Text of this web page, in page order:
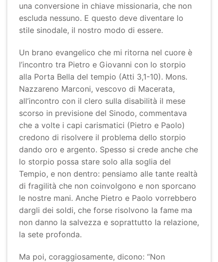
una conversione in chiave missionaria, che non
escluda nessuno. E questo deve diventare lo
stile sinodale, il nostro modo di essere.
Un brano evangelico che mi ritorna nel cuore è
l’incontro tra Pietro e Giovanni con lo storpio
alla Porta Bella del tempio (Atti 3,1-10). Mons.
Nazzareno Marconi, vescovo di Macerata,
all’incontro con il clero sulla disabilità il mese
scorso in previsione del Sinodo, commentava
che a volte i capi carismatici (Pietro e Paolo)
credono di risolvere il problema dello storpio
dando oro e argento. Spesso si crede anche che
lo storpio possa stare solo alla soglia del
Tempio, e non dentro: pensiamo alle tante realtà
di fragilità che non coinvolgono e non sporcano
le nostre mani. Anche Pietro e Paolo vorrebbero
dargli dei soldi, che forse risolvono la fame ma
non danno la salvezza e soprattutto la relazione,
la sete profonda.
Ma poi, coraggiosamente, dicono: “Non